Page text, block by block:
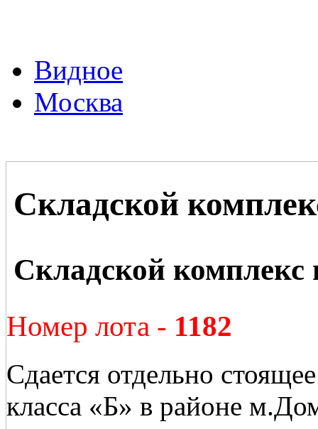
Видное
Москва
Складской
Складской комплекс
Номер лота - 1182
Сдается отдельно
класса «Б» в районе